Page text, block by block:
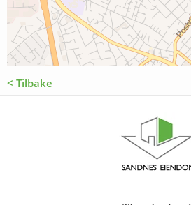
< Tilbake